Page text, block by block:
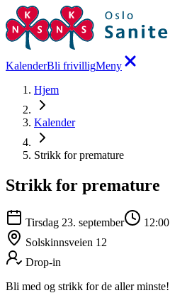
KalenderBli frivilligMeny
Hjem
Kalender
Strikk for premature
Strikk for premature
Tirsdag 23. september 12:00
Solskinnsveien 12
Drop-in
Bli med og strikk for de aller minste!